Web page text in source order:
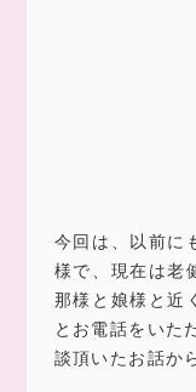
今回は、以前に
様で、現在は老
那様と娘様と近
とお電話をいた
談頂いたお話か